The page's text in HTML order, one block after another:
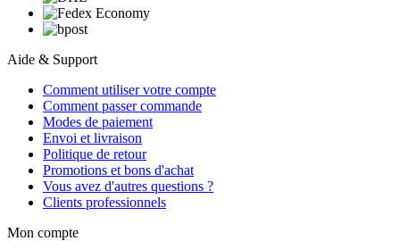
Aide & Support
Comment utiliser votre compte
Comment passer commande
Modes de paiement
Envoi et livraison
Politique de retour
Promotions et bons d'achat
Vous avez d'autres questions ?
Clients professionnels
Mon compte